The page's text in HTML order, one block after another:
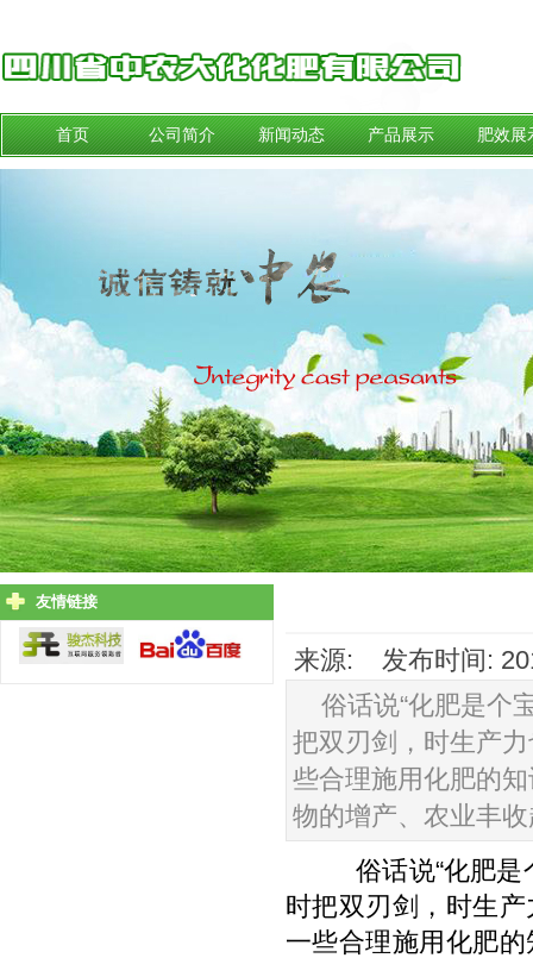
首页 公司简介 新闻动态 产品展示 肥效展
友情链接
来源: 发布时间:
俗话说“化肥是个
把双刃剑，时生产
些合理施用化肥的
物的增产、农业丰
俗话说“化肥是
时把双刃剑，时生
一些合理施用化肥